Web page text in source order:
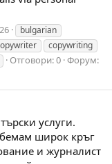
bulgarian
copywriting
Отговори: 0 Форум:
услуги.
широк кръг
и журналист